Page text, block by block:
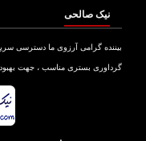
نیک صالحی
بیننده گرامی آرزوی ما دسترسی
گرداوری بستری مناسب ، جهت